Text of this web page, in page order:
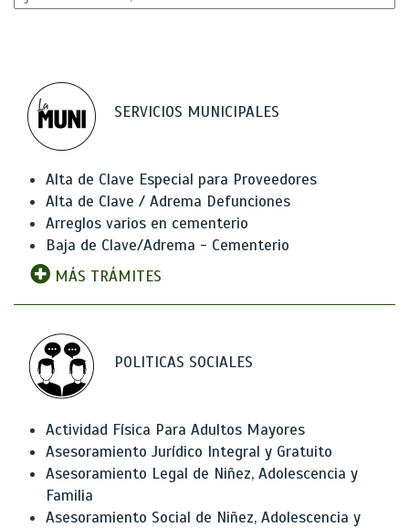
SERVICIOS MUNICIPALES
Alta de Clave Especial para Proveedores
Alta de Clave / Adrema Defunciones
Arreglos varios en cementerio
Baja de Clave/Adrema - Cementerio
MÁS TRÁMITES
POLITICAS SOCIALES
Actividad Física Para Adultos Mayores
Asesoramiento Jurídico Integral y Gratuito
Asesoramiento Legal de Niñez, Adolescencia y
Familia
Asesoramiento Social de Niñez, Adolescencia y